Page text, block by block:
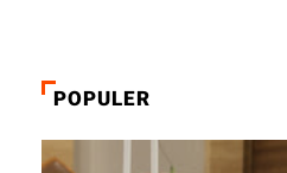
POPULER